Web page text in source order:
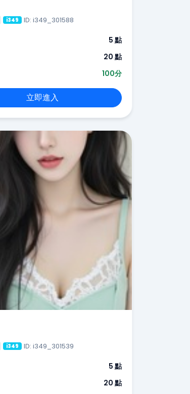
i349 ID: i349_301588
5 點
20 點
100分
立即進入
i349 ID: i349_301539
5 點
20 點